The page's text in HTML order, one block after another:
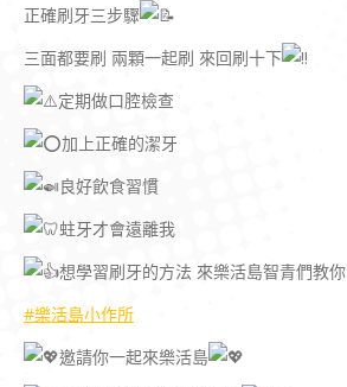
正確刷牙三步驟
三面都要刷 兩顆一起刷 來回刷十下
定期做口腔檢查
加上正確的潔牙
良好飲食習慣
蛀牙才會遠離我
想學習刷牙的方法 來樂活島智青們教你
#樂活島小作所
邀請你一起來樂活島